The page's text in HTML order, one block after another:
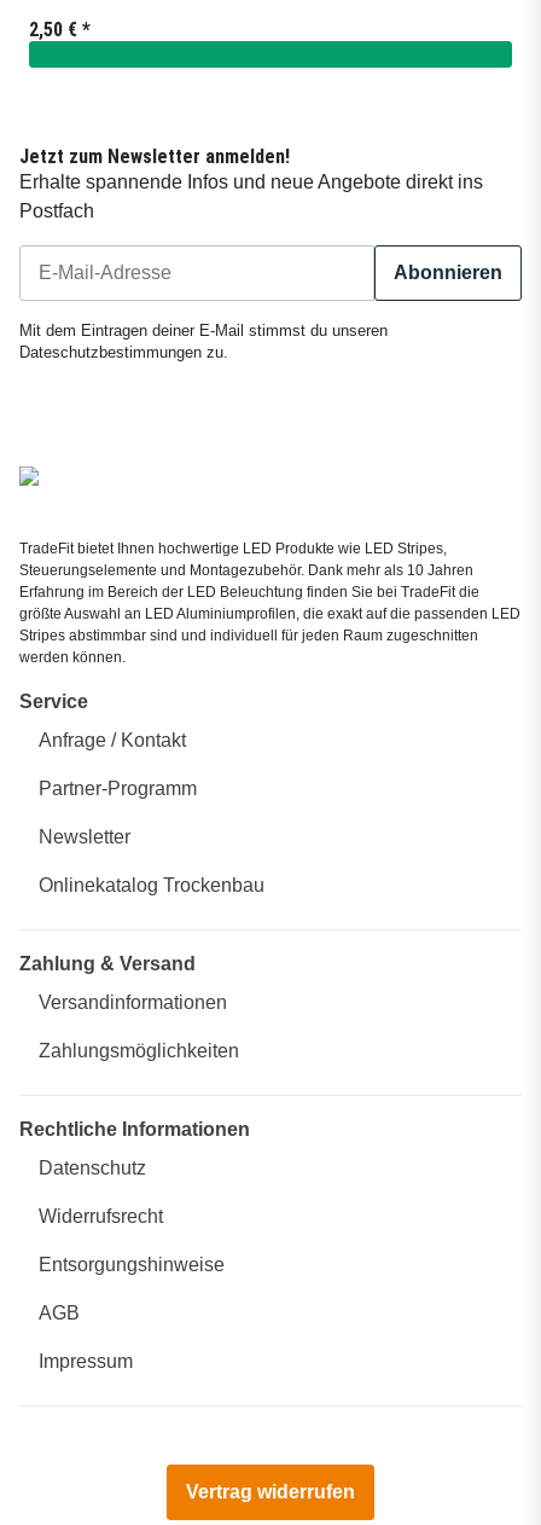
2,50 € *
Jetzt zum Newsletter anmelden!
Erhalte spannende Infos und neue Angebote direkt ins
Postfach
Abonnieren
Mit dem Eintragen deiner E-Mail stimmst du unseren
Dateschutzbestimmungen zu.
TradeFit bietet Ihnen hochwertige LED Produkte wie LED Stripes,
Steuerungselemente und Montagezubehör. Dank mehr als 10 Jahren
Erfahrung im Bereich der LED Beleuchtung finden Sie bei TradeFit die
größte Auswahl an LED Aluminiumprofilen, die exakt auf die passenden LED
Stripes abstimmbar sind und individuell für jeden Raum zugeschnitten
werden können.
Service
Anfrage / Kontakt
Partner-Programm
Newsletter
Onlinekatalog Trockenbau
Zahlung & Versand
Versandinformationen
Zahlungsmöglichkeiten
Rechtliche Informationen
Datenschutz
Widerrufsrecht
Entsorgungshinweise
AGB
Impressum
Vertrag widerrufen